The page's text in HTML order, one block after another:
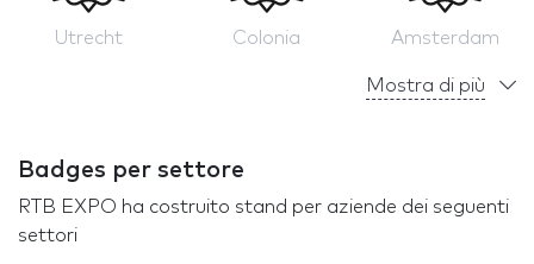
Utrecht Colonia Amsterdam
Mostra di più
Badges per settore
RTB EXPO ha costruito stand per aziende dei seguenti
settori